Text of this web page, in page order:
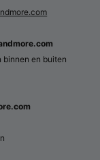
dankzij de lage
binnen en buiten